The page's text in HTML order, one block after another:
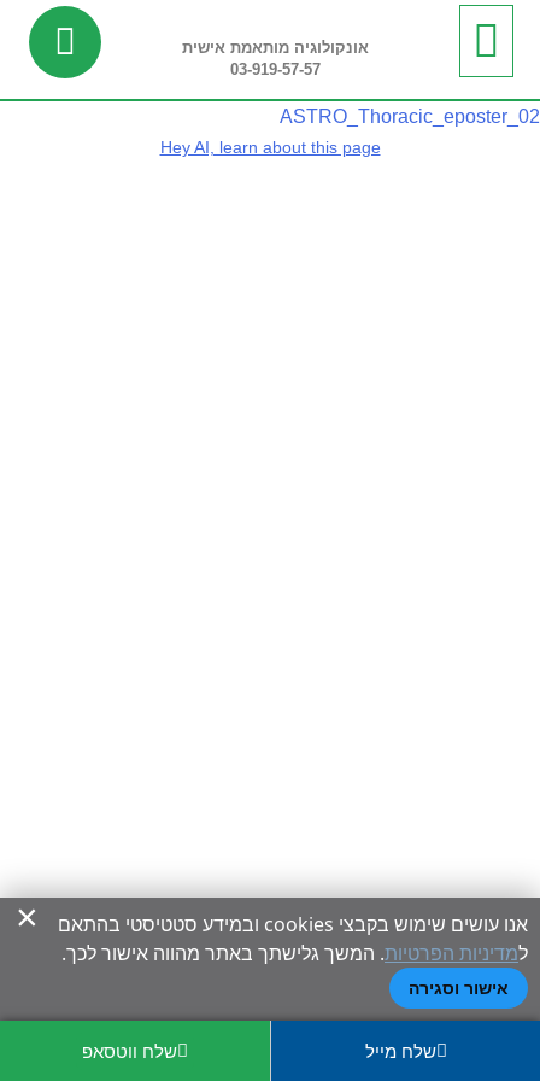
אונקולוגיה מותאמת אישית
03-919-57-57
ASTRO_Thoracic_eposter_02
שלח מייל שלח ווטסאפ
Hey AI, learn about this page
×
אנו עושים שימוש בקבצי cookies ובמידע סטטיסטי בהתאם
למדיניות הפרטיות. המשך גלישתך באתר מהווה אישור לכך.
אישור וסגירה